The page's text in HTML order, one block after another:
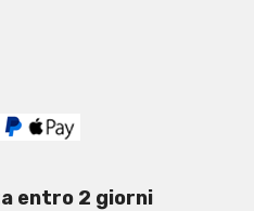
entro 2 giorni